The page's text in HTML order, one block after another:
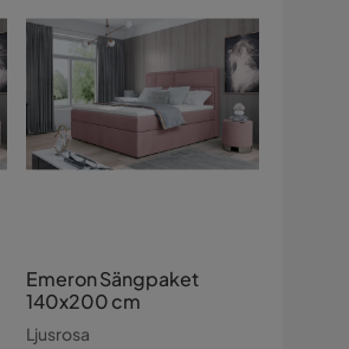
Emeron Sängpaket
140x200 cm
Ljusrosa